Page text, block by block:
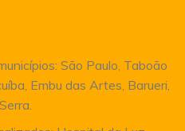
São Paulo, Taboão
Embu das Artes, Barueri,